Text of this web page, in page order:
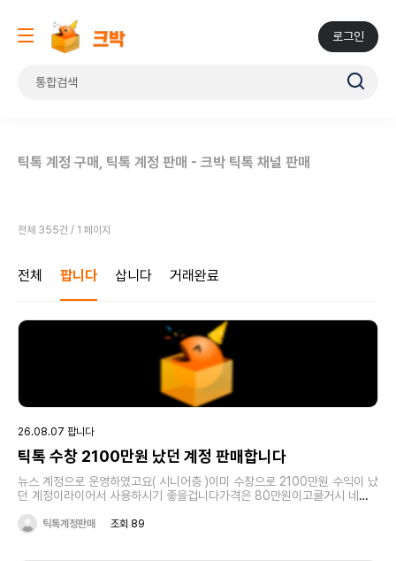
로그인
틱톡 계정 구매, 틱톡 계정 판매 - 크박 틱톡 채널 판매
전체 355건 / 1 페이지
전체 팝니다 삽니다 거래완료
26.08.07 팝니다
틱톡 수창 2100만원 났던 계정 판매합니다
뉴스 계정으로 운영하였고요( 시니어층 )이미 수창으로 2100만원 수익이 났
던 계정이라이어서 사용하시기 좋을겁니다가격은 80만원이고쿨거시 네고
_r=1&amp;_t=ZS-98gdqxntnO6
틱톡계정판매 조회 89